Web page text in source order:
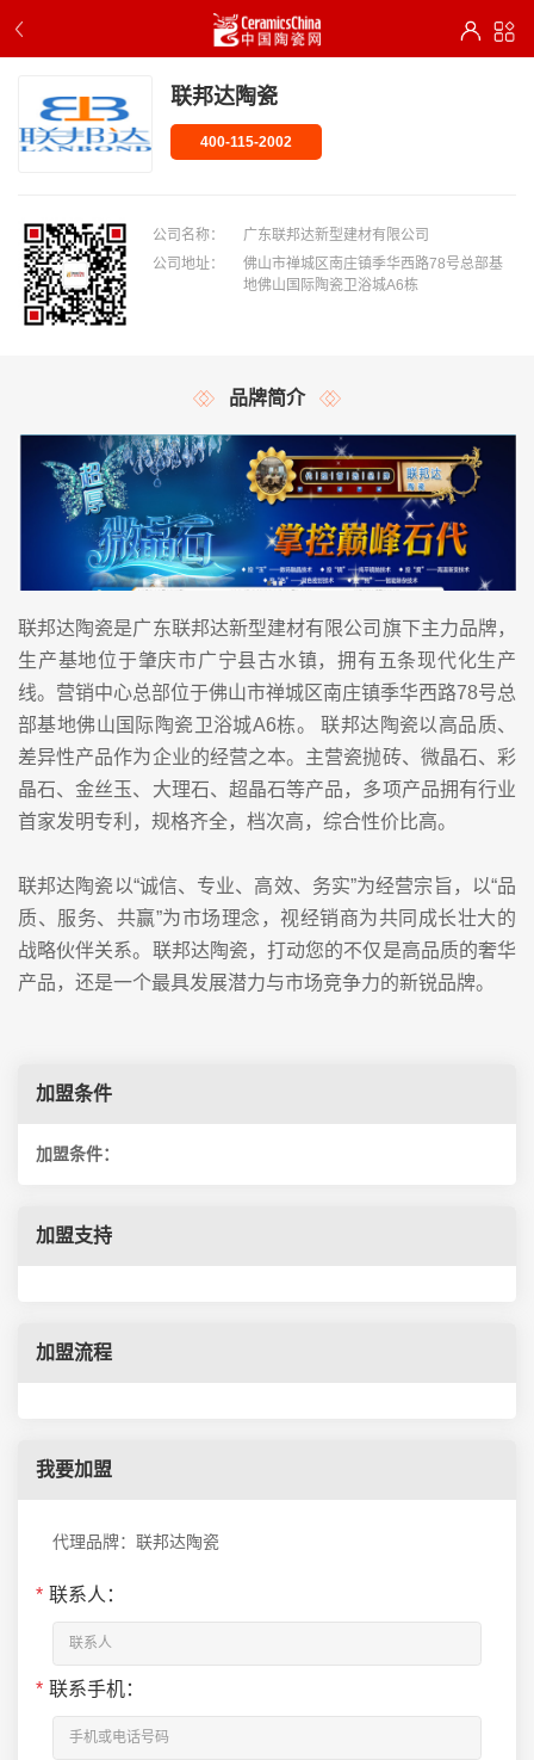
联邦达陶瓷
400-115-2002
公司名称：
广东联邦达新型建材有限公司
公司地址：
佛山市禅城区南庄镇季华西路78号总部基
地佛山国际陶瓷卫浴城A6栋
品牌简介
联邦达陶瓷是广东联邦达新型建材有限公司旗下主力品牌，
生产基地位于肇庆市广宁县古水镇，拥有五条现代化生产
线。营销中心总部位于佛山市禅城区南庄镇季华西路78号总
部基地佛山国际陶瓷卫浴城A6栋。 联邦达陶瓷以高品质、
差异性产品作为企业的经营之本。主营瓷抛砖、微晶石、彩
晶石、金丝玉、大理石、超晶石等产品，多项产品拥有行业
首家发明专利，规格齐全，档次高，综合性价比高。
联邦达陶瓷以“诚信、专业、高效、务实”为经营宗旨，以“品
质、服务、共赢”为市场理念，视经销商为共同成长壮大的
战略伙伴关系。联邦达陶瓷，打动您的不仅是高品质的奢华
产品，还是一个最具发展潜力与市场竞争力的新锐品牌。
加盟条件
加盟条件：
加盟支持
加盟流程
我要加盟
代理品牌：联邦达陶瓷
* 联系人：
* 联系手机：